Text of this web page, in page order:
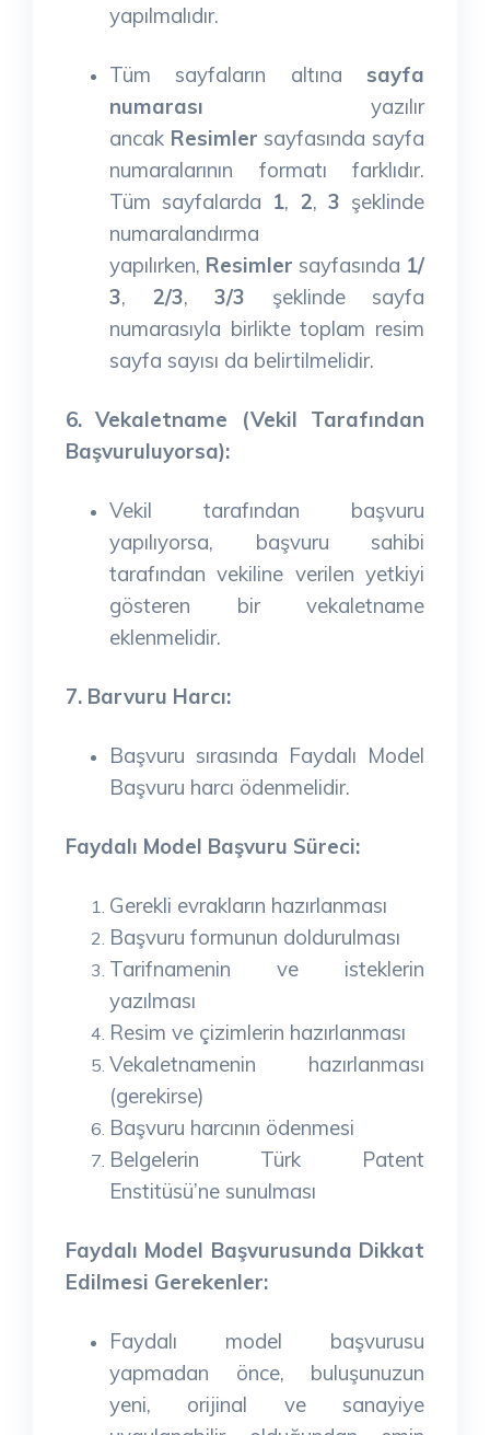
yapılmalıdır.
Tüm sayfaların altına sayfa
numarası yazılır
ancak Resimler sayfasında sayfa
numaralarının formatı farklıdır.
Tüm sayfalarda 1, 2, 3 şeklinde
numaralandırma
yapılırken, Resimler sayfasında 1/
3, 2/3, 3/3 şeklinde sayfa
numarasıyla birlikte toplam resim
sayfa sayısı da belirtilmelidir.
6. Vekaletname (Vekil Tarafından
Başvuruluyorsa):
Vekil tarafından başvuru
yapılıyorsa, başvuru sahibi
tarafından vekiline verilen yetkiyi
gösteren bir vekaletname
eklenmelidir.
7. Barvuru Harcı:
Başvuru sırasında Faydalı Model
Başvuru harcı ödenmelidir.
Faydalı Model Başvuru Süreci:
Gerekli evrakların hazırlanması
Başvuru formunun doldurulması
Tarifnamenin ve isteklerin
yazılması
Resim ve çizimlerin hazırlanması
Vekaletnamenin hazırlanması
(gerekirse)
Başvuru harcının ödenmesi
Belgelerin Türk Patent
Enstitüsü’ne sunulması
Faydalı Model Başvurusunda Dikkat
Edilmesi Gerekenler:
Faydalı model başvurusu
yapmadan önce, buluşunuzun
yeni, orijinal ve sanayiye